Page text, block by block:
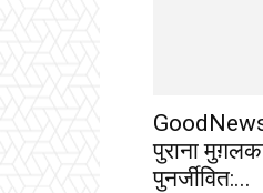
पुराना
पुनर्जीवित:...